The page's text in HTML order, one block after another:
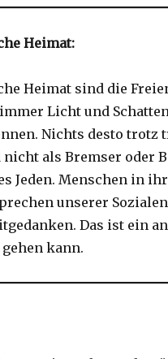
Heimat:
Heimat sind die
Licht und
Nichts desto trotz
als Bremser oder
Jeden. Menschen in
unserer
Das ist ein
gehen kann.